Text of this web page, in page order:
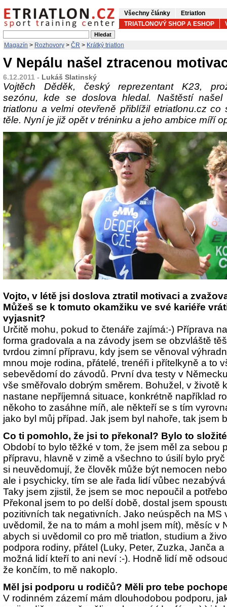
Všechny články
Etriatlon
TRIATLONOVÝ SHOP A ESHOP
Magazín > Rozhovory > ČR > Krátký triatlon
V Nepálu našel ztracenou
6.12.2011 - Lukáš Slatinský
Vojtěch Děděk, český reprezentant K23,
sezónu, kde se doslova hledal. Naštěstí
triatlonu a velmi otevřeně přiblížil etriatlonu.cz
těle. Nyní je již opět v tréninku a jeho ambice míří
Vojto, v létě jsi doslova ztratil motivaci a
Můžeš se k tomuto okamžiku ve své kariéře
vyjasnit?
Určitě mohu, pokud to čtenáře zajímá:-) Příprava
forma gradovala a na závody jsem se obzvláště
tvrdou zimní přípravu, kdy jsem se věnoval
mnou moje rodina, přátelé, trenéři i příte lkyně a to
sebevědomí do závodů. První dva testy v
vše směřovalo dobrým směrem. Bohužel, v životě
nastane nepříjemná situace, konkrétně například
někoho to zasáhne míň, ale někteří se s tím
jako byl můj případ. Jak jsem byl nahoře, tak jsem
Co ti pomohlo, že jsi to překonal? Bylo to
Období to bylo těžké v tom, že jsem měl za sebou
přípravu, hlavně v zimě a všechno to úsilí bylo
si neuvědomují, že člověk může být nemocen
ale i psychicky, tím se ale řada lidí vůbec
Taky jsem zjistil, že jsem se moc nepoučil a
Překonal jsem to po delší době, dostal jsem
pozitivních tak negativních. Jako neúspěch na MS
uvědomil, že na to mám a mohl jsem mít), měsíc v
abych si uvědomil co pro mě triatlon, studium a
podpora rodiny, přátel (Luky, Peter, Zuzka, Janča
možná lidí kteří to ani neví :-). Hodně lidí mě
že končím, to mě nakoplo.
Měl jsi podporu u rodičů? Měli pro tebe
V rodinném zázemí mám dlouhodobou podporu,